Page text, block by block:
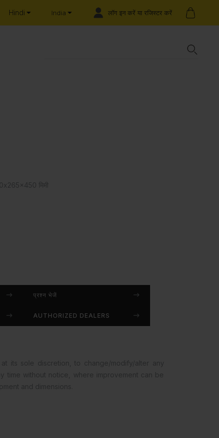
Hindi India लॉग इन करें या रजिस्टर करें
प्रश्न भेजें
AUTHORIZED DEALERS